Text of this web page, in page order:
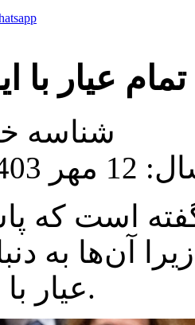
عیار با
شناسه خبر:
13:22
است که
آن‌ها به
عیار با ایران نیستند.